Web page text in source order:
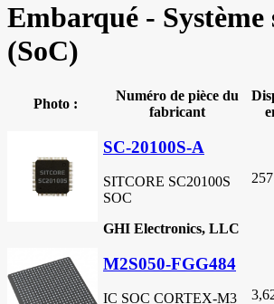
Embarqué - Système
(SoC)
Photo :
Numéro de pièce du
fabricant
SC-20100S-A
SITCORE SC20100S
SOC
GHI Electronics, LLC
257
M2S050-FGG484
IC SOC CORTEX-M3